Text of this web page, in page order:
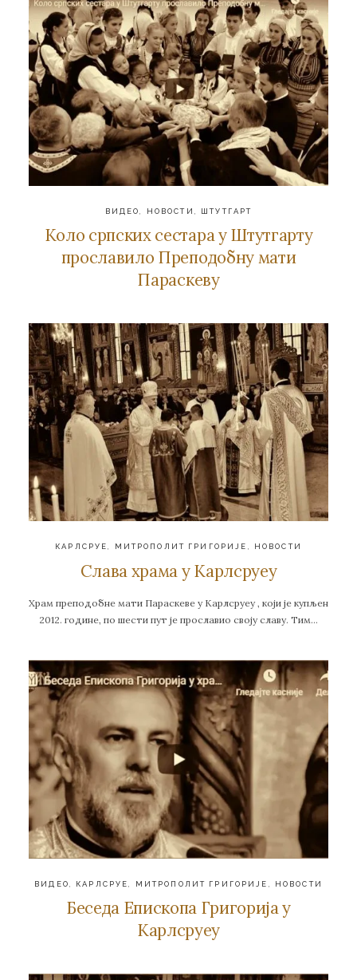
ВИДЕО НОВОСТИ ШТУТГАРТ
Коло српских сестара у Штутгарту
прославило Преподобну мати
Параскеву
КАРЛСРУЕ, МИТРОПОЛИТ ГРИГОРИЈЕ , НОВОСТИ
Слава храма у Карлсруеу
Храм преподобне мати Параскеве у Карлсруеу , који је купљен
2012. године, по шести пут је прославио своју славу. Тим…
ВИДЕО КАРЛСРУЕ МИТРОПОЛИТ ГРИГОРИЈЕ НОВОСТИ
Беседа Епископа Григорија у
Карлсруеу